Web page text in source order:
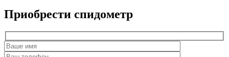
Приобрести спидометр